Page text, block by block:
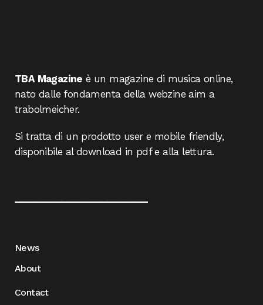
TBA Magazine è un magazine di musica online,
nato dalle fondamenta della webzine aim a
trabolmeicher.
Si tratta di un prodotto user e mobile friendly,
disponibile al download in pdf e alla lettura.
News
About
Contact